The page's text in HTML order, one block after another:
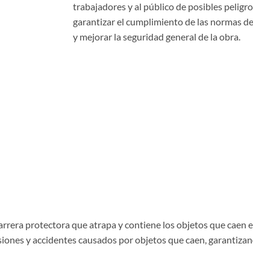
trabajadores y al público de posibles
garantizar el cumplimiento de las normas
y mejorar la seguridad general de la obra.
protectora que atrapa y contiene los objetos que
y accidentes causados por objetos que caen,